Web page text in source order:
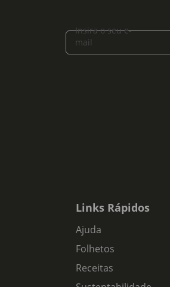
Insira o seu e-
mail
Links Rápidos
Ajuda
Folhetos
Receitas